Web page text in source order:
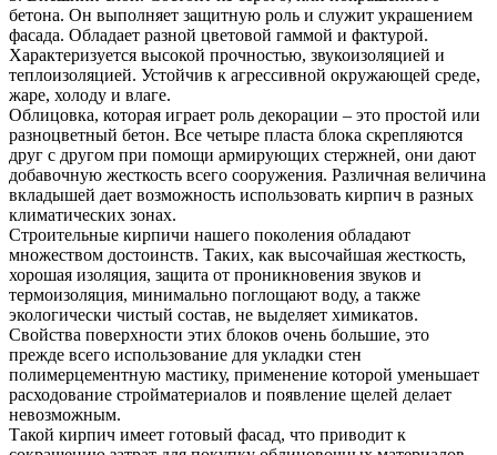
бетона. Он выполняет защитную роль и служит украшением
фасада. Обладает разной цветовой гаммой и фактурой.
Характеризуется высокой прочностью, звукоизоляцией и
теплоизоляцией. Устойчив к агрессивной окружающей среде,
жаре, холоду и влаге.
Облицовка, которая играет роль декорации – это простой или
разноцветный бетон. Все четыре пласта блока скрепляются
друг с другом при помощи армирующих стержней, они дают
добавочную жесткость всего сооружения. Различная величина
вкладышей дает возможность использовать кирпич в разных
климатических зонах.
Строительные кирпичи нашего поколения обладают
множеством достоинств. Таких, как высочайшая жесткость,
хорошая изоляция, защита от проникновения звуков и
термоизоляция, минимально поглощают воду, а также
экологически чистый состав, не выделяет химикатов.
Свойства поверхности этих блоков очень большие, это
прежде всего использование для укладки стен
полимерцементную мастику, применение которой уменьшает
расходование стройматериалов и появление щелей делает
невозможным.
Такой кирпич имеет готовый фасад, что приводит к